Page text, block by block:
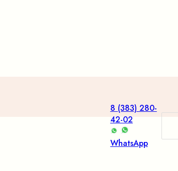
8 (383) 280-
42-02
WhatsApp